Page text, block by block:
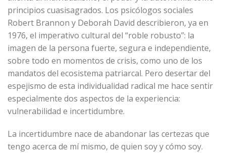
principios cuasisagrados. Los psicólogos sociales
Robert Brannon y Deborah David describieron, ya en
1976, el imperativo cultural del “roble robusto”: la
imagen de la persona fuerte, segura e independiente,
sobre todo en momentos de crisis, como uno de los
mandatos del ecosistema patriarcal. Pero desertar del
espejismo de esta individualidad radical me hace sentir
especialmente dos aspectos de la experiencia:
vulnerabilidad e incertidumbre.
La incertidumbre nace de abandonar las certezas que
tengo acerca de mí mismo, de quien soy y cómo soy.